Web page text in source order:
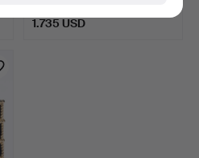
1.735 USD